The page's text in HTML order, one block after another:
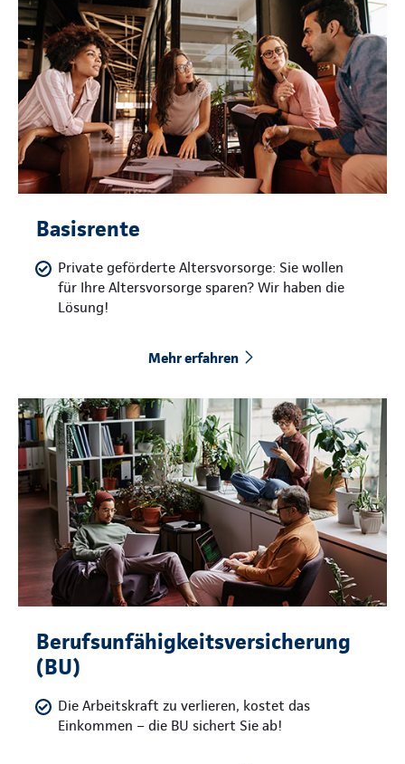
Basisrente
Private geförderte Altersvorsorge: Sie wollen
für Ihre Altersvorsorge sparen? Wir haben die
Lösung!
Mehr erfahren
Berufsunfähigkeitsversicherung
(BU)
Die Arbeitskraft zu verlieren, kostet das
Einkommen – die BU sichert Sie ab!